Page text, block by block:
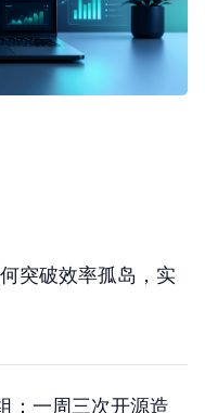
台
突破效率孤岛，实
：一周三次开源造